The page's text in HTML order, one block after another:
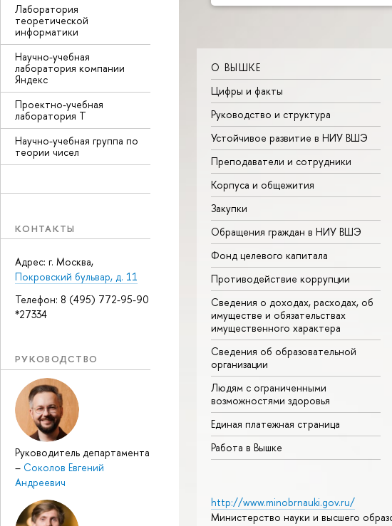
Лаборатория
теоретической
информатики
Научно-учебная
лаборатория компании
Яндекс
Проектно-учебная
лаборатория Т
Научно-учебная группа по
теории чисел
КОНТАКТЫ
Адрес: г. Москва,
Покровский бульвар, д. 11
Телефон: 8 (495) 772-95-90
*27334
РУКОВОДСТВО
Руководитель департамента
– Соколов Евгений
Андреевич
О ВЫШКЕ
Цифры и факты
Руководство и структура
Устойчивое развитие в НИУ ВШЭ
Преподаватели и сотрудники
Корпуса и общежития
Закупки
Обращения граждан в НИУ ВШЭ
Фонд целевого капитала
Противодействие коррупции
Сведения о доходах, расходах, об
имуществе и обязательствах
имущественного характера
Сведения об образовательной
организации
Людям с ограниченными
возможностями здоровья
Единая платежная страница
Работа в Вышке
http://www.minobrnauki.gov.ru/
Министерство науки и высшего